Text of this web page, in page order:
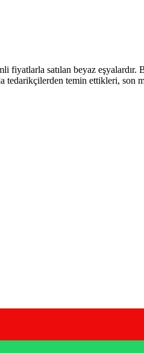
satılan beyaz eşyalardır.
tedarikçilerden temin ettikleri, son